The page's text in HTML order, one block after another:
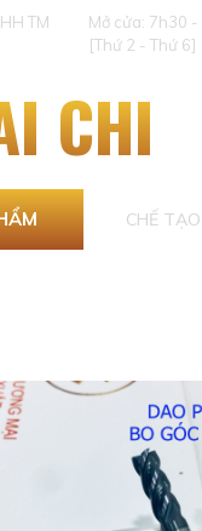
Mở cửa: 7h30
[Thứ 2 - Thứ 6]
CHI
CHẾ